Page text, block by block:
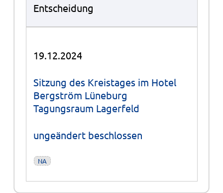
Entscheidung
19.12.2024
Sitzung des Kreistages im Hotel
Bergström Lüneburg
Tagungsraum Lagerfeld
ungeändert beschlossen
NA